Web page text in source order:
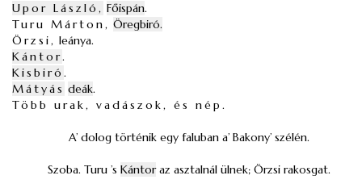
Upor László, Főispán.
Turu Márton, Öregbiró.
Örzsi, leánya.
Kántor.
Kisbiró .
Mátyás deák.
Több urak, vadászok, és nép.
A’ dolog történik egy faluban a’ Bakony’ szélén.
Szoba. Turu ’s Kántoraz asztalnál ülnek; Örzsi rakosgat.